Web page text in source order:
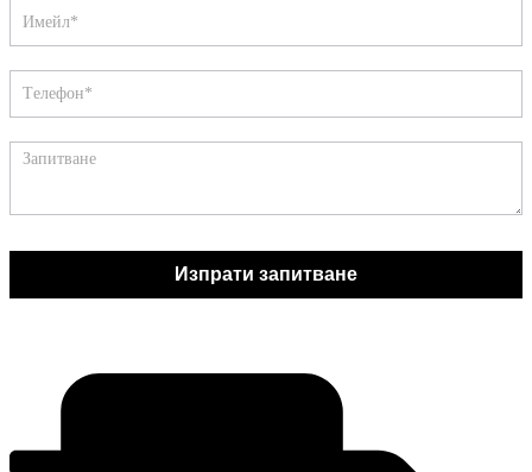
Изпрати запитване
you
are
human,
leave
this
field
blank.